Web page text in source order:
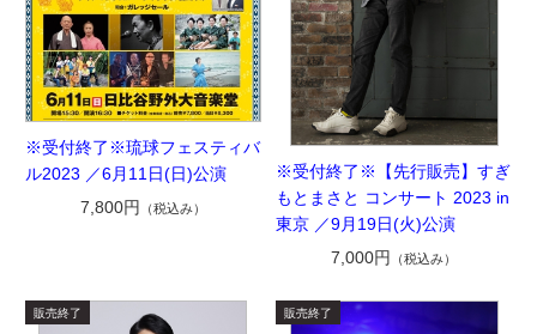
※受付終了※琉球フェスティバ
ル2023 ／6月11日(日)公演
7,800円
（税込み）
※受付終了※【先行販売】すぎ
もとまさと コンサート 2023 in
東京 ／9月19日(火)公演
7,000円
（税込み）